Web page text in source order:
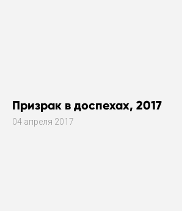
Призрак в доспехах, 2017
04 апреля 2017